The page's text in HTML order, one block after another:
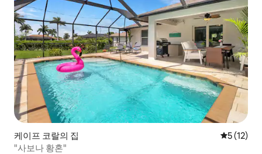
케이프 코랄의 집 평점 5점
5 (12)
"사보나 황혼"